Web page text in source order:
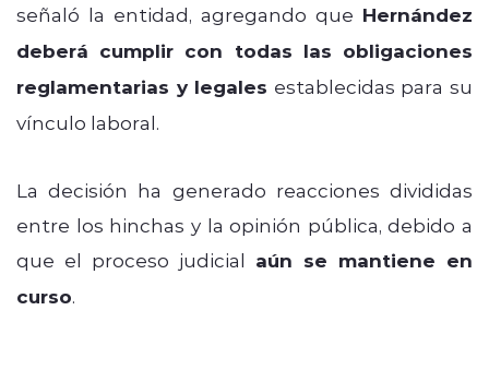
señaló la entidad, agregando que Hernández
deberá cumplir con todas las obligaciones
reglamentarias y legales establecidas para su
vínculo laboral.
La decisión ha generado reacciones divididas
entre los hinchas y la opinión pública, debido a
que el proceso judicial aún se mantiene en
curso.